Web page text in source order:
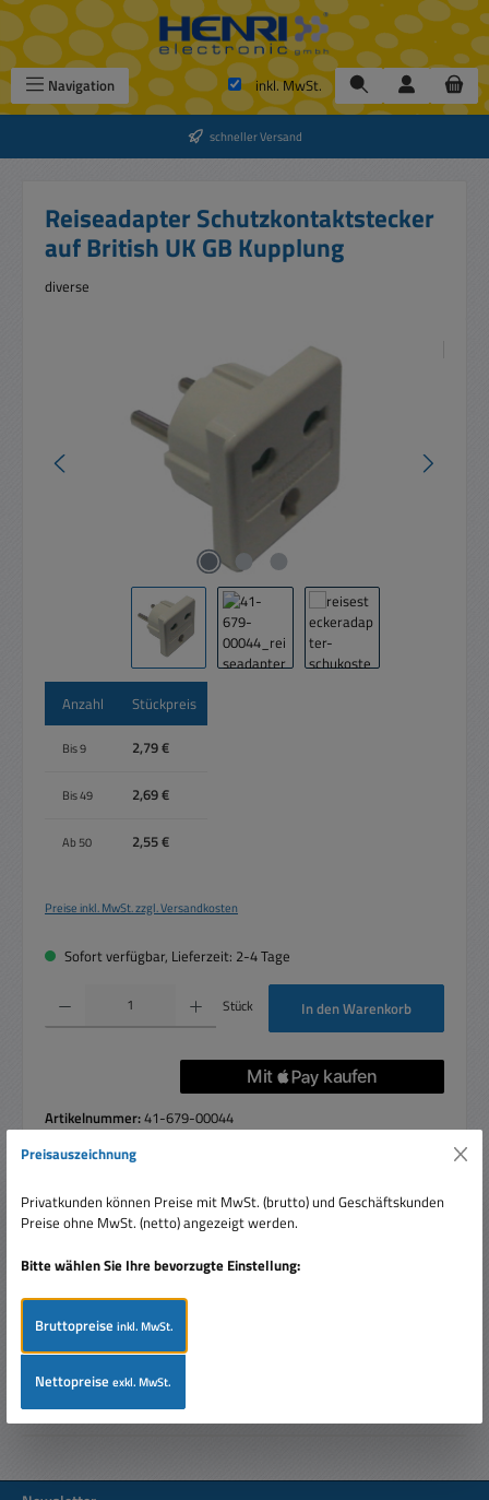
Zum Hauptinhalt springen
Navigation inkl. MwSt.
schneller Versand
Reiseadapter Schutzkontaktstecker
auf British UK GB Kupplung
diverse
Anzahl Stückpreis
Bis9 2,79 €
Bis49 2,69 €
Ab 50 2,55 €
Preise inkl. MwSt. zzgl. Versandkosten
Sofort verfügbar, Lieferzeit: 2-4 Tage
Produkt Anzahl: Gib den gewünschten Wert ein oder benutze die Schaltflächen um
Stück In den Warenkorb
Artikelnummer:41-679-00044
Beschreibung
UK-Einbaubuchse (passen auch bedingt andere Stecker
hinein mit Du…Mehr
Bewertungen
Preisauszeichnung
Privatkunden können Preise mit MwSt. (brutto) und Geschäftskunden
Preise ohne MwSt. (netto) angezeigt werden.
Bitte wählen Sie Ihre bevorzugte Einstellung:
Bruttopreiseinkl. MwSt.
Nettopreiseexkl. MwSt.